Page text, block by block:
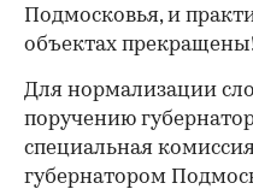
Подмосковья, и
объектах
Для нормализации
поручению
специальная
губернатором